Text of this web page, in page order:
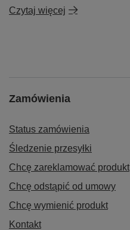
Czytaj więcej
Zamówienia
Status zamówienia
Śledzenie przesyłki
Chcę zareklamować produkt
Chcę odstąpić od umowy
Chcę wymienić produkt
Kontakt